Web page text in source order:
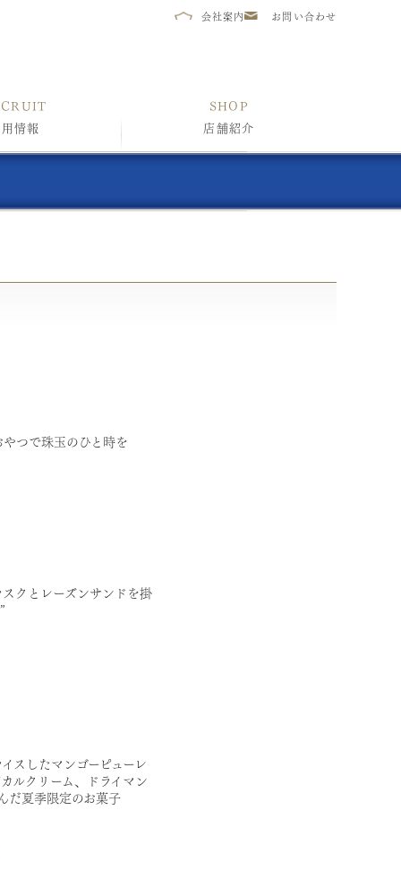
会社案内 お問い合わせ
情報
SHOP
店舗紹介
スしたマンゴーピューレ
ルクリーム、ドライマン
だ夏季限定のお菓子
クとレーズンサンドを掛
つで珠玉のひと時を